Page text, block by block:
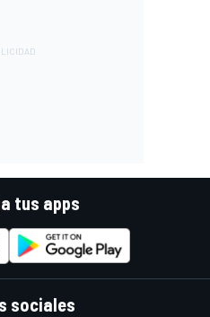
tus apps
sociales